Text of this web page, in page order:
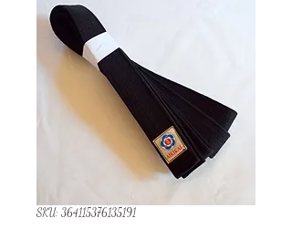
SKU: 364115376135191